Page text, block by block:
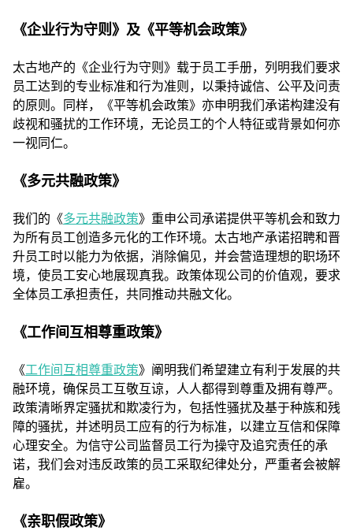
《企业行为守则》及《平等机会政策》
太古地产的《企业行为守则》载于员工手册，列明我们要求
员工达到的专业标准和行为准则，以秉持诚信、公平及问责
的原则。同样，《平等机会政策》亦申明我们承诺构建没有
歧视和骚扰的工作环境，无论员工的个人特征或背景如何亦
一视同仁。
《多元共融政策》
我们的《多元共融政策》重申公司承诺提供平等机会和致力
为所有员工创造多元化的工作环境。太古地产承诺招聘和晋
升员工时以能力为依据，消除偏见，并会营造理想的职场环
境，使员工安心地展现真我。政策体现公司的价值观，要求
全体员工承担责任，共同推动共融文化。
《工作间互相尊重政策》
《工作间互相尊重政策》阐明我们希望建立有利于发展的共
融环境，确保员工互敬互谅，人人都得到尊重及拥有尊严。
政策清晰界定骚扰和欺凌行为，包括性骚扰及基于种族和残
障的骚扰，并述明员工应有的行为标准，以建立互信和保障
心理安全。为信守公司监督员工行为操守及追究责任的承
诺，我们会对违反政策的员工采取纪律处分，严重者会被解
雇。
《亲职假政策》